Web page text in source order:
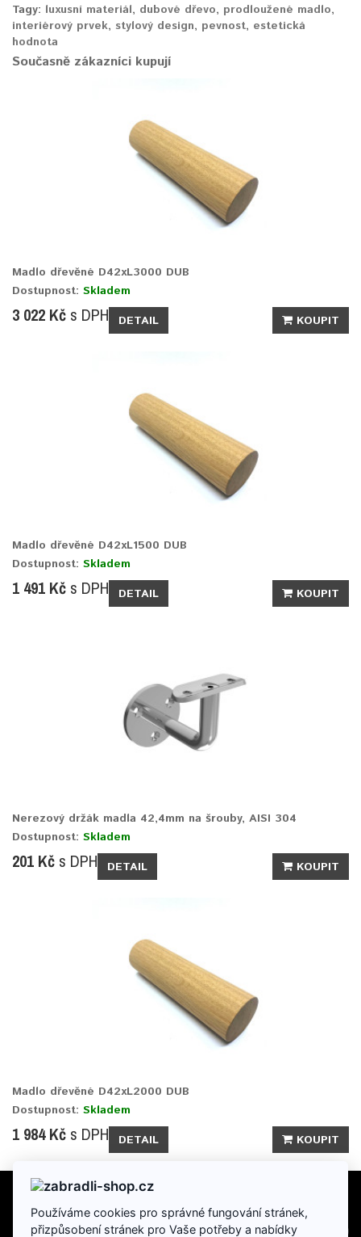
Tagy: luxusní materiál, dubové dřevo, prodloužené madlo,
interiérový prvek, stylový design, pevnost, estetická
hodnota
Současně zákazníci kupují
Madlo dřevěné D42xL3000 DUB
Dostupnost: Skladem
3 022 Kč s DPH DETAIL KOUPIT
Madlo dřevěné D42xL1500 DUB
Dostupnost: Skladem
1 491 Kč s DPH DETAIL KOUPIT
Nerezový držák madla 42,4mm na šrouby, AISI 304
Dostupnost: Skladem
201 Kč s DPH DETAIL KOUPIT
Madlo dřevěné D42xL2000 DUB
Dostupnost: Skladem
1 984 Kč s DPH DETAIL KOUPIT
INFORMACE
Používáme cookies pro správné fungování stránek,
přizpůsobení stránek pro Vaše potřeby a nabídky